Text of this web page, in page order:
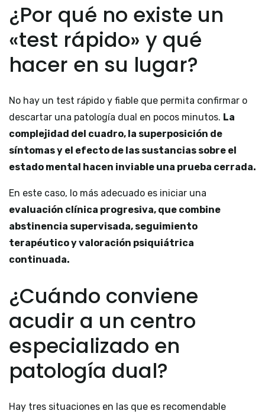
¿Por qué no existe un
«test rápido» y qué
hacer en su lugar?
No hay un test rápido y fiable que permita confirmar o
descartar una patología dual en pocos minutos. La
complejidad del cuadro, la superposición de
síntomas y el efecto de las sustancias sobre el
estado mental hacen inviable una prueba cerrada.
En este caso, lo más adecuado es iniciar una
evaluación clínica progresiva, que combine
abstinencia supervisada, seguimiento
terapéutico y valoración psiquiátrica
continuada.
¿Cuándo conviene
acudir a un centro
especializado en
patología dual?
Hay tres situaciones en las que es recomendable